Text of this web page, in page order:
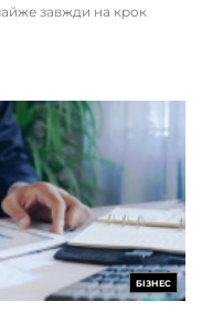
завжди на крок
БІЗНЕС